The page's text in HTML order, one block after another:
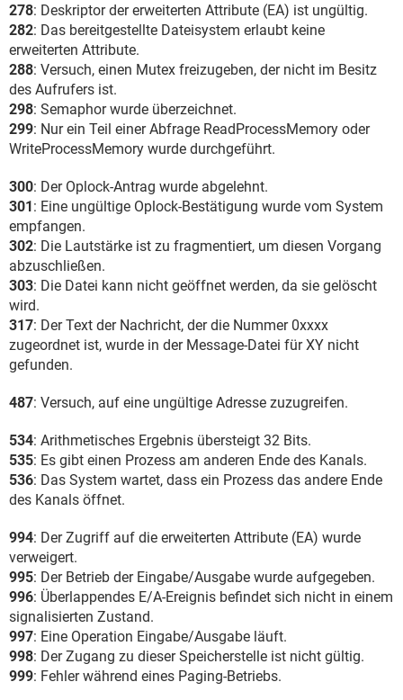
278: Deskriptor der erweiterten Attribute (EA) ist ungültig.
282: Das bereitgestellte Dateisystem erlaubt keine
erweiterten Attribute.
288: Versuch, einen Mutex freizugeben, der nicht im Besitz
des Aufrufers ist.
298: Semaphor wurde überzeichnet.
299: Nur ein Teil einer Abfrage ReadProcessMemory oder
WriteProcessMemory wurde durchgeführt.
300: Der Oplock-Antrag wurde abgelehnt.
301: Eine ungültige Oplock-Bestätigung wurde vom System
empfangen.
302: Die Lautstärke ist zu fragmentiert, um diesen Vorgang
abzuschließen.
303: Die Datei kann nicht geöffnet werden, da sie gelöscht
wird.
317: Der Text der Nachricht, der die Nummer 0xxxx
zugeordnet ist, wurde in der Message-Datei für XY nicht
gefunden.
487: Versuch, auf eine ungültige Adresse zuzugreifen.
534: Arithmetisches Ergebnis übersteigt 32 Bits.
535: Es gibt einen Prozess am anderen Ende des Kanals.
536: Das System wartet, dass ein Prozess das andere Ende
des Kanals öffnet.
994: Der Zugriff auf die erweiterten Attribute (EA) wurde
verweigert.
995: Der Betrieb der Eingabe/Ausgabe wurde aufgegeben.
996: Überlappendes E/A-Ereignis befindet sich nicht in einem
signalisierten Zustand.
997: Eine Operation Eingabe/Ausgabe läuft.
998: Der Zugang zu dieser Speicherstelle ist nicht gültig.
999: Fehler während eines Paging-Betriebs.